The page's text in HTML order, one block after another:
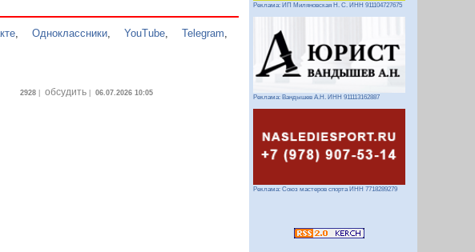
, Одноклассники,YouTube,Telegram,
2928| обсудить| 06.07.2026 10:05
Реклама: ИП Миляновская Н. С. ИНН 911104727675
Реклама: Вандышев А.Н. ИНН 911113162887
Реклама: Союз мастеров спорта ИНН 7718289279